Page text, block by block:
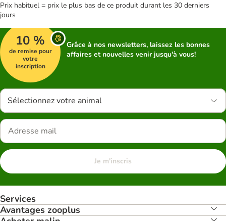
Prix habituel = prix le plus bas de ce produit durant les 30 derniers
jours
10 %
de remise pour
votre
inscription
Grâce à nos newsletters, laissez les bonnes
affaires et nouvelles venir jusqu'à vous!
Sélectionnez votre animal
Je m'inscris
Services
Avantages zooplus